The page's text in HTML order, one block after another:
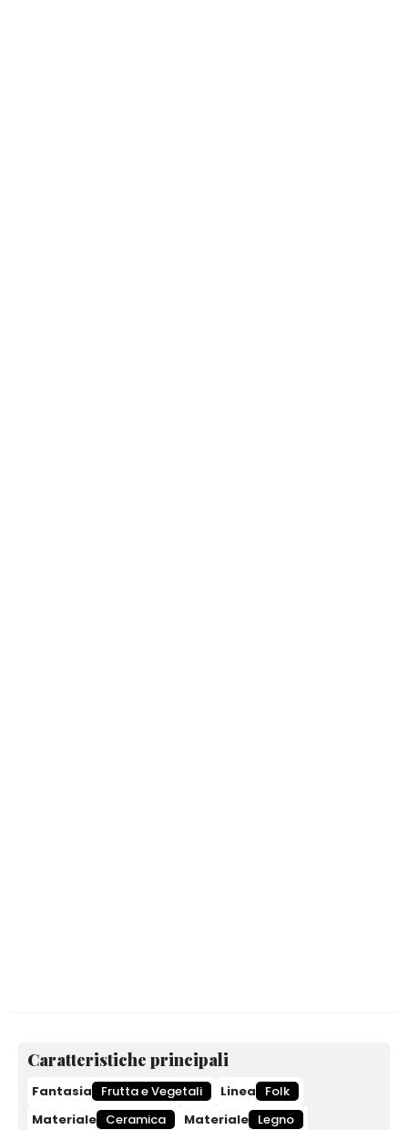
Caratteristiche principali
Fantasia Frutta e Vegetali Linea
Folk
Materiale Ceramica Materiale Legno